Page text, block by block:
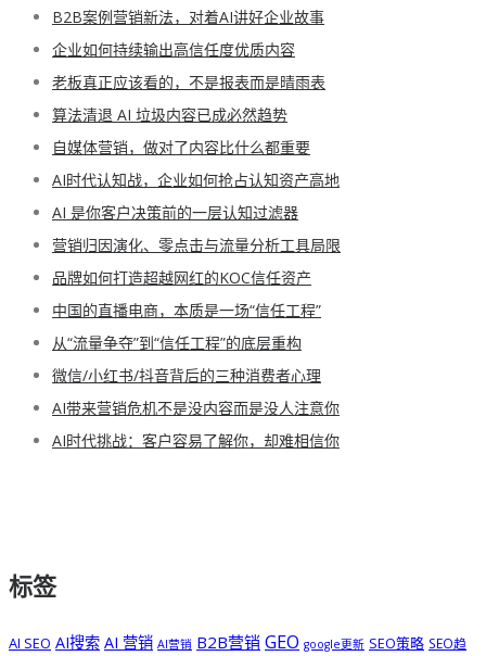
B2B案例营销新法，对着AI讲好企业故事
企业如何持续输出高信任度优质内容
老板真正应该看的，不是报表而是晴雨表
算法清退 AI 垃圾内容已成必然趋势
自媒体营销，做对了内容比什么都重要
AI时代认知战，企业如何抢占认知资产高地
AI 是你客户决策前的一层认知过滤器
营销归因演化、零点击与流量分析工具局限
品牌如何打造超越网红的KOC信任资产
中国的直播电商，本质是一场“信任工程”
从“流量争夺”到“信任工程”的底层重构
微信/小红书/抖音背后的三种消费者心理
AI带来营销危机不是没内容而是没人注意你
AI时代挑战：客户容易了解你，却难相信你
标签
AI SEO AI搜索 AI 营销 AI营销 B2B营销 GEO google更新 SEO策略 SEO趋